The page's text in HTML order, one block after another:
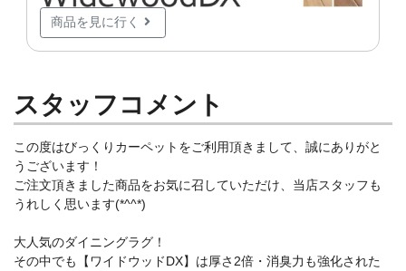
商品を見に行く
スタッフコメント
この度はびっくりカーペットをご利用頂きまして、誠にありがと
うございます！
ご注文頂きました商品をお気に召していただけ、当店スタッフも
うれしく思います(*^^*)
大人気のダイニングラグ！
その中でも【ワイドウッドDX】は厚さ2倍・消臭力も強化された